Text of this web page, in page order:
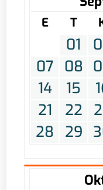
E T
01
07
08
14
15
21
22
28
29